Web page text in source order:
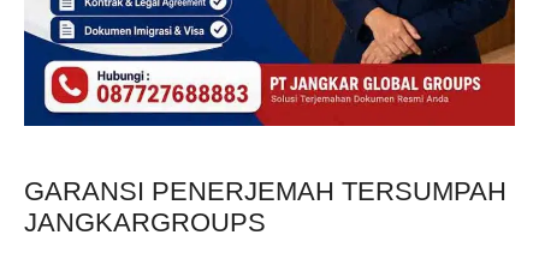
GARANSI PENERJEMAH TERSUMPAH
JANGKARGROUPS